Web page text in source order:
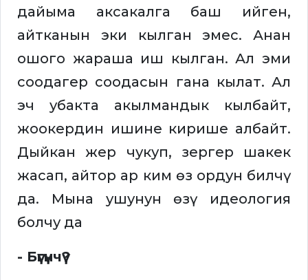
дайыма аксакалга баш ийген,
айтканын эки кылган эмес. Анан
ошого жараша иш кылган. Ал эми
соодагер соодасын гана кылат. Ал
эч убакта акылмандык кылбайт,
жоокердин ишине кирише албайт.
Дыйкан жер чукуп, зергер шакек
жасап, айтор ар ким өз ордун билчү
да. Мына ушунун өзү идеология
болчу да
- Бүгүнчү?